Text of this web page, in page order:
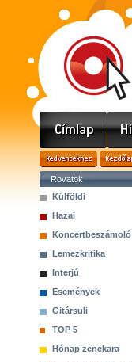
Rovatok
Külföldi
Hazai
Koncertbeszámoló
Lemezkritika
Interjú
Események
Gitársuli
TOP 5
Hónap zenekara